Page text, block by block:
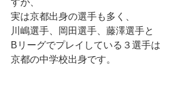
すが、
実は京都出身の選手も多く、
川嶋選手、岡田選手、藤澤選手と
Bリーグでプレイしている３選手は
京都の中学校出身です。